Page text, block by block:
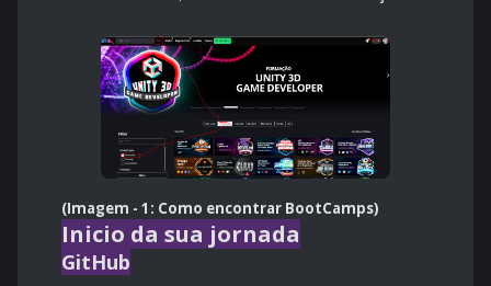
(Imagem - 1: Como encontrar BootCamps)
Inicio da sua jornada
GitHub